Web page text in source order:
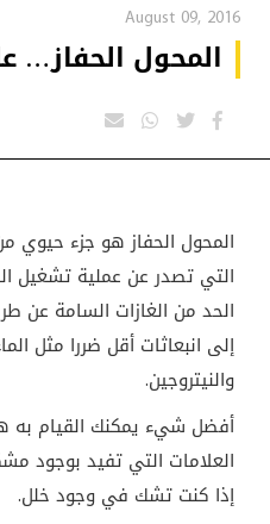
August 09, 2016
المحول الحفاز…
المحول الحفاز هو جزء حيوي
التي تصدر عن عملية تشغيل
الحد من الغازات السامة عن
إلى انبعاثات أقل ضررا مثل
والنيتروجين.
أفضل شيء يمكنك القيام به
العلامات التي تفيد بوجود
إذا كنت تشك في وجود خلل.